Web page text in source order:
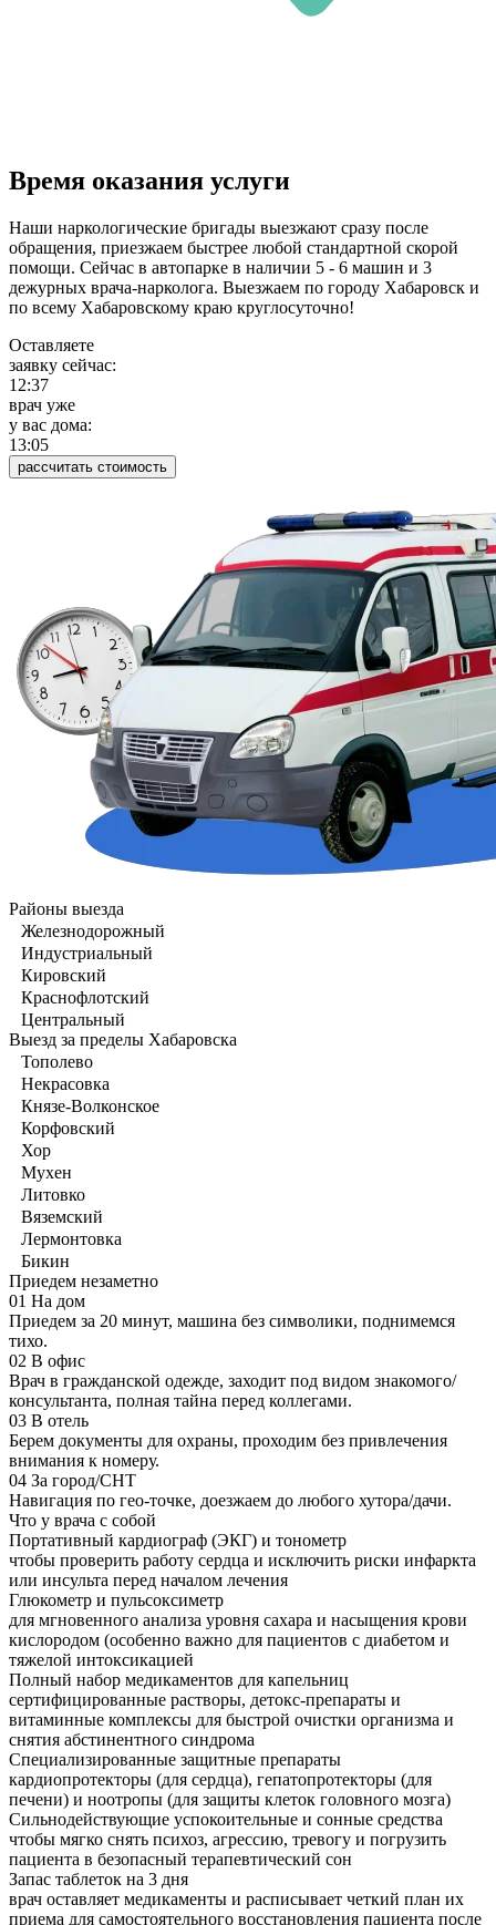
Время оказания услуги
Наши наркологические бригады выезжают сразу после
обращения, приезжаем быстрее любой стандартной скорой
помощи. Сейчас в автопарке в наличии 5 - 6 машин и 3
дежурных врача-нарколога. Выезжаем по городу Хабаровск и
по всему Хабаровскому краю круглосуточно!
Оставляете
заявку сейчас:
12:37
врач уже
у вас дома:
13:05
рассчитать стоимость
Районы выезда
Железнодорожный
Индустриальный
Кировский
Краснофлотский
Центральный
Выезд за пределы Хабаровска
Тополево
Некрасовка
Князе-Волконское
Корфовский
Хор
Мухен
Литовко
Вяземский
Лермонтовка
Бикин
Приедем незаметно
01 На дом
Приедем за 20 минут, машина без символики, поднимемся
тихо.
02 В офис
Врач в гражданской одежде, заходит под видом знакомого/
консультанта, полная тайна перед коллегами.
03 В отель
Берем документы для охраны, проходим без привлечения
внимания к номеру.
04 За город/СНТ
Навигация по гео-точке, доезжаем до любого хутора/дачи.
Что у врача с собой
Портативный кардиограф (ЭКГ) и тонометр
чтобы проверить работу сердца и исключить риски инфаркта
или инсульта перед началом лечения
Глюкометр и пульсоксиметр
для мгновенного анализа уровня сахара и насыщения крови
кислородом (особенно важно для пациентов с диабетом и
тяжелой интоксикацией
Полный набор медикаментов для капельниц
сертифицированные растворы, детокс-препараты и
витаминные комплексы для быстрой очистки организма и
снятия абстинентного синдрома
Специализированные защитные препараты
кардиопротекторы (для сердца), гепатопротекторы (для
печени) и ноотропы (для защиты клеток головного мозга)
Сильнодействующие успокоительные и сонные средства
чтобы мягко снять психоз, агрессию, тревогу и погрузить
пациента в безопасный терапевтический сон
Запас таблеток на 3 дня
врач оставляет медикаменты и расписывает четкий план их
приема для самостоятельного восстановления пациента после